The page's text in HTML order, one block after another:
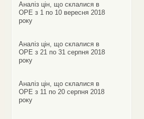
Аналіз цін, що склалися в
ОРЕ з 1 по 10 вересня 2018
року
Аналіз цін, що склалися в
ОРЕ з 21 по 31 серпня 2018
року
Аналіз цін, що склалися в
ОРЕ з 11 по 20 серпня 2018
року